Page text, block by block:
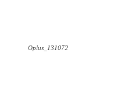
Oplus_131072